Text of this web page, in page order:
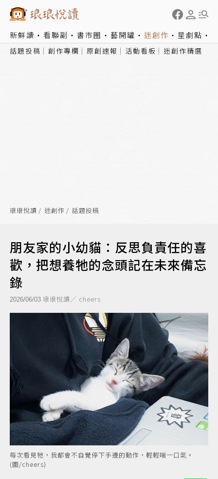
新鮮讀 看聯副 書市圈 藝開罐 迷創作 星劇點
話題投稿 創作專欄 原創速報 活動看板 迷創作精選
琅琅悅讀 迷創作 話題投稿
朋友家的小幼貓：反思負責任的喜
歡，把想養牠的念頭記在未來備忘
錄
2026/06/03 琅琅悅讀／ cheers
每次看見牠，我都會不自覺停下手邊的動作，輕輕喘一口氣。
(圖/cheers)